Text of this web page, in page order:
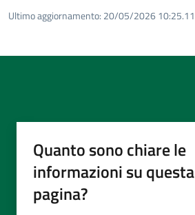
Ultimo aggiornamento: 20/05/2026 10:25.11
Quanto sono chiare le
informazioni su questa
pagina?